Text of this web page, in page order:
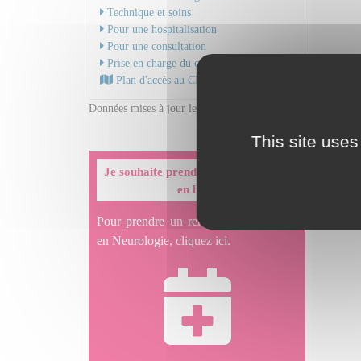
Technique et soins
Pour une hospitalisation
Pour une consultation
Prise en charge du cancer
Plan d'accès au CHU
Données mises à jour le 25/02/2026
Je souhaite prendre un rendez-vous
en ligne
Pour prendre un rendez-vous en ligne
en Neurologie, cliquez ici.
Dr
This site